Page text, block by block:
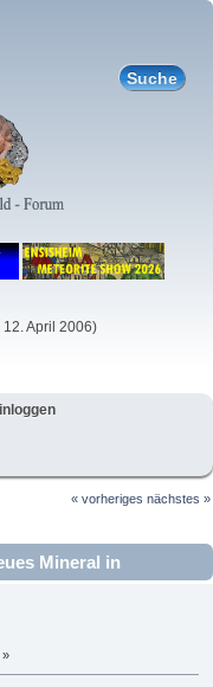
April 2006)
« vorheriges nächstes »
Mineral in
»